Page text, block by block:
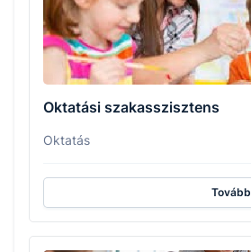
Oktatási szakasszisztens
Oktatás
Tovább